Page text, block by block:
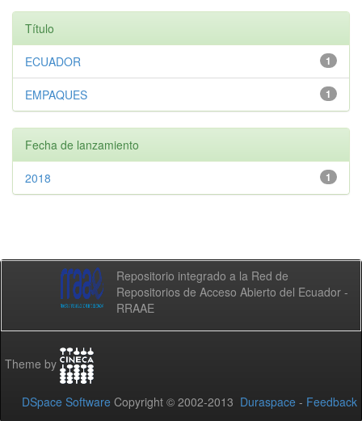
Título
1
ECUADOR
1
EMPAQUES
Fecha de lanzamiento
1
2018
Repositorio integrado a la Red de
Repositorios de Acceso Abierto del Ecuador -
RRAAE
Theme by
DSpace Software Copyright © 2002-2013 Duraspace - Feedback